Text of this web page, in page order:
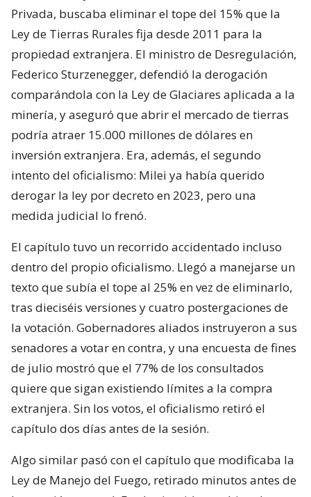
Privada, buscaba eliminar el tope del 15% que la
Ley de Tierras Rurales fija desde 2011 para la
propiedad extranjera. El ministro de Desregulación,
Federico Sturzenegger, defendió la derogación
comparándola con la Ley de Glaciares aplicada a la
minería, y aseguró que abrir el mercado de tierras
podría atraer 15.000 millones de dólares en
inversión extranjera. Era, además, el segundo
intento del oficialismo: Milei ya había querido
derogar la ley por decreto en 2023, pero una
medida judicial lo frenó.
El capítulo tuvo un recorrido accidentado incluso
dentro del propio oficialismo. Llegó a manejarse un
texto que subía el tope al 25% en vez de eliminarlo,
tras dieciséis versiones y cuatro postergaciones de
la votación. Gobernadores aliados instruyeron a sus
senadores a votar en contra, y una encuesta de fines
de julio mostró que el 77% de los consultados
quiere que sigan existiendo límites a la compra
extranjera. Sin los votos, el oficialismo retiró el
capítulo dos días antes de la sesión.
Algo similar pasó con el capítulo que modificaba la
Ley de Manejo del Fuego, retirado minutos antes de